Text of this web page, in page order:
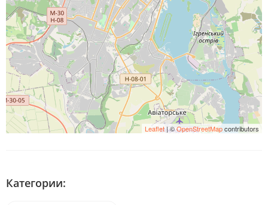
Leaflet| ©OpenStreetMapcontributors
Категории: